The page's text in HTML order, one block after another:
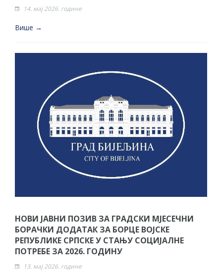
14. мај 2026. године
Више →
НОВИ ЈАВНИ ПОЗИВ ЗА ГРАДСКИ МЈЕСЕЧНИ
БОРАЧКИ ДОДАТАК ЗА БОРЦЕ ВОЈСКЕ
РЕПУБЛИКЕ СРПСКЕ У СТАЊУ СОЦИЈАЛНЕ
ПОТРЕБЕ ЗА 2026. ГОДИНУ
13. мај 2026. године